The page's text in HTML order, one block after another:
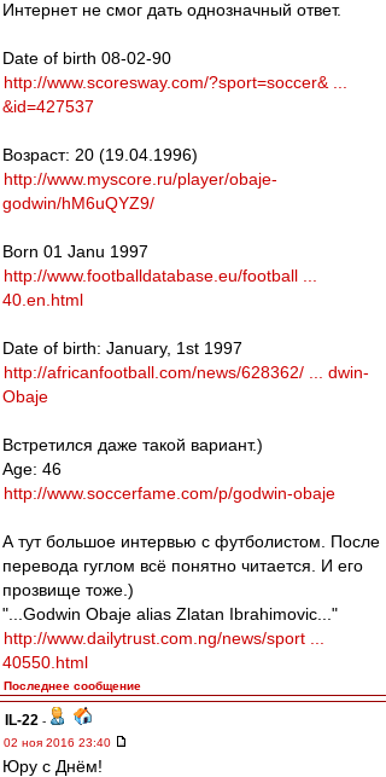
Интернет не смог дать однозначный ответ.
Date of birth 08-02-90
http://www.scoresway.com/?sport=soccer& ...
&id=427537
Возраст: 20 (19.04.1996)
http://www.myscore.ru/player/obaje-
godwin/hM6uQYZ9/
Born 01 Janu 1997
http://www.footballdatabase.eu/football ...
40.en.html
Date of birth: January, 1st 1997
http://africanfootball.com/news/628362/ ... dwin-
Obaje
Встретился даже такой вариант.)
Age: 46
http://www.soccerfame.com/p/godwin-obaje
А тут большое интервью с футболистом. После
перевода гуглом всё понятно читается. И его
прозвище тоже.)
"...Godwin Obaje alias Zlatan Ibrahimovic..."
http://www.dailytrust.com.ng/news/sport ...
40550.html
Последнее сообщение
IL-22 -
02 ноя 2016 23:40
Юру с Днём!